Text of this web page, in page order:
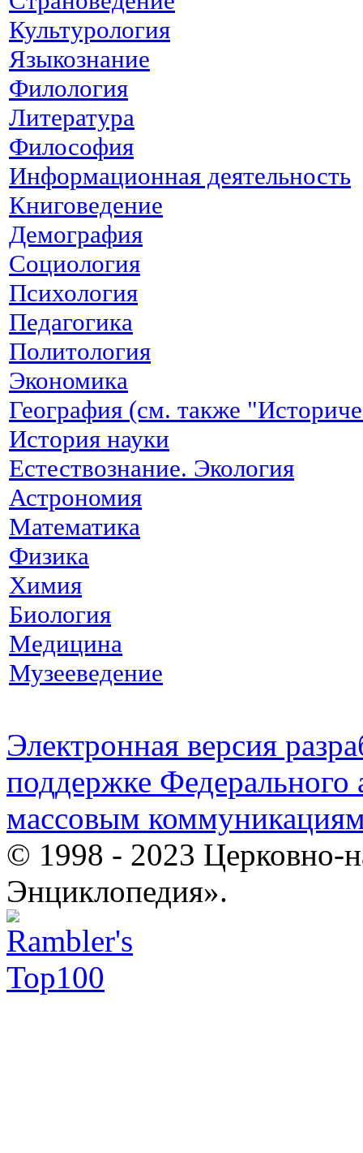
Культурология
Языкознание
Филология
Литература
Философия
Информационная деятельность
Книговедение
Демография
Социология
Психология
Педагогика
Политология
Экономика
География (см. также
История науки
Естествознание. Экология
Астрономия
Математика
Физика
Химия
Биология
Медицина
Музееведение
Электронная версия
поддержке Федерального
массовым
© 1998 - 2023 Церковно-
Энциклопедия».